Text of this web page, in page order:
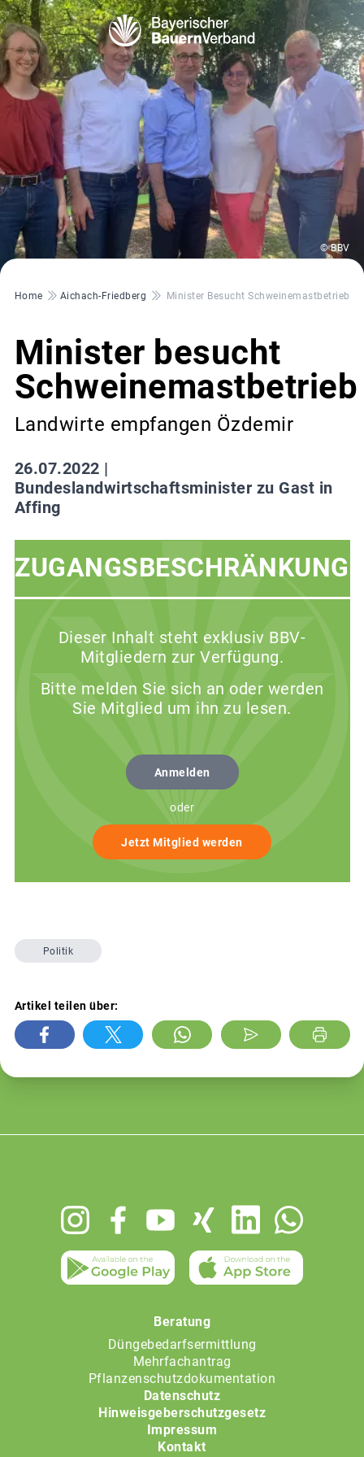
© BBV
Pfadnavigation
Home Aichach-Friedberg Minister Besucht Schweinemastbetrieb
Minister besucht
Schweinemastbetrieb
Landwirte empfangen Özdemir
26.07.2022 |
Bundeslandwirtschaftsminister zu Gast in
Affing
ZUGANGSBESCHRÄNKUNG
Dieser Inhalt steht exklusiv BBV-
Mitgliedern zur Verfügung.
Bitte melden Sie sich an oder werden
Sie Mitglied um ihn zu lesen.
Anmelden
oder
Jetzt Mitglied werden
Politik
Artikel teilen über:
Beratung
Düngebedarfsermittlung
Mehrfachantrag
Pflanzenschutzdokumentation
Datenschutz
Hinweisgeberschutzgesetz
Impressum
Kontakt